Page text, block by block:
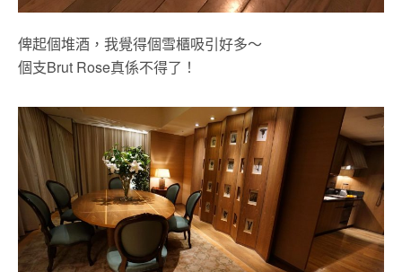
俾起個堆酒，我覺得個雪櫃吸引好多～
個支Brut Rose真係不得了！